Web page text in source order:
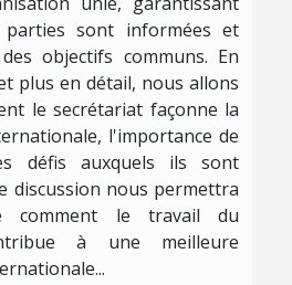
sont informées et
objectifs communs. En
plus en détail, nous allons
le secrétariat façonne la
l'importance de
défis auxquels ils sont
discussion nous permettra
comment le travail du
à une meilleure